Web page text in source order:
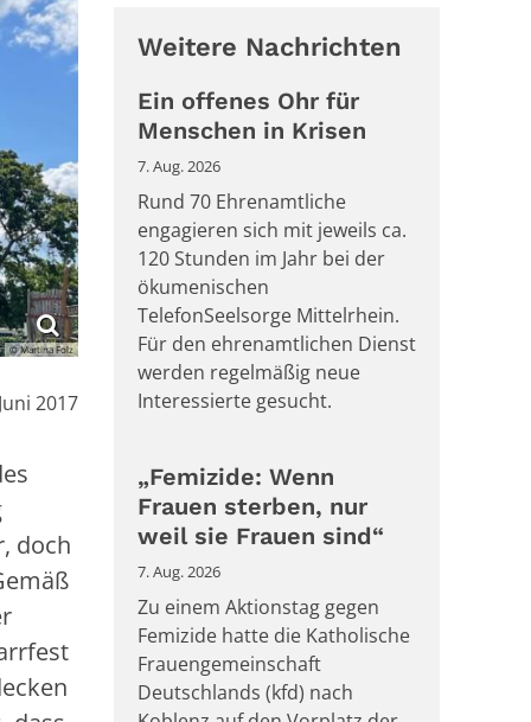
© Martina Folz
2017
doch
Weitere Nachrichten
Ein offenes Ohr für
Menschen in Krisen
7. Aug. 2026
Rund 70 Ehrenamtliche
engagieren sich mit jeweils ca.
120 Stunden im Jahr bei der
ökumenischen
TelefonSeelsorge Mittelrhein.
Für den ehrenamtlichen Dienst
werden regelmäßig neue
Interessierte gesucht.
„Femizide: Wenn
Frauen sterben, nur
weil sie Frauen sind“
7. Aug. 2026
Zu einem Aktionstag gegen
Femizide hatte die Katholische
Frauengemeinschaft
Deutschlands (kfd) nach